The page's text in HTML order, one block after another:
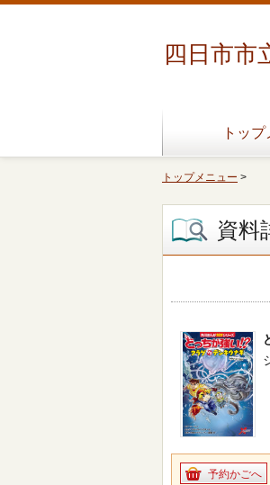
四日市市
トッ
トップメニュー >
資料
予約かごへ